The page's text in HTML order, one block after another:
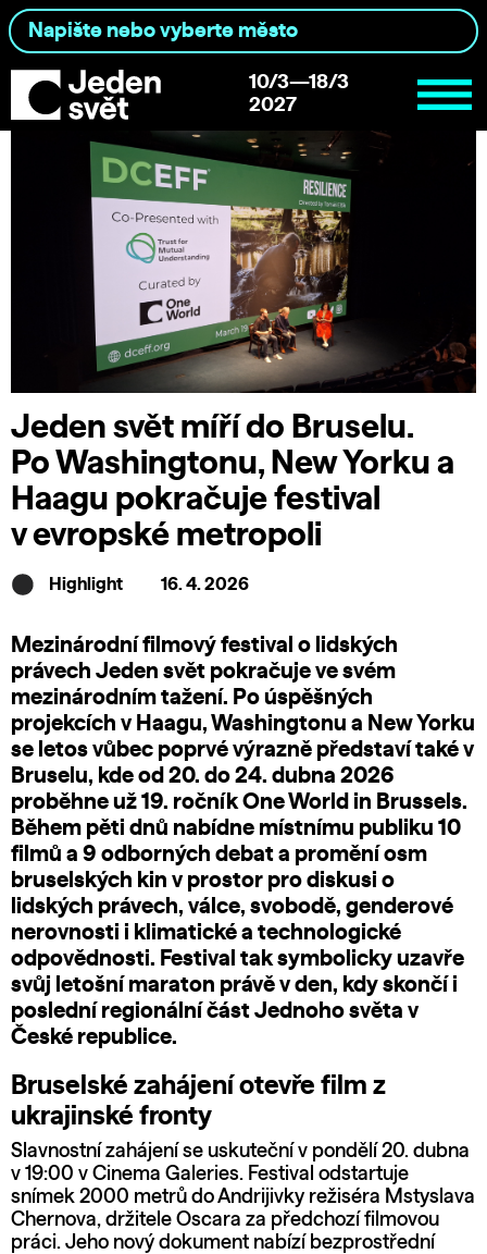
10/3—18/3
2027
Jeden svět míří do Bruselu.
Po Washingtonu, New Yorku a
Haagu pokračuje festival
v evropské metropoli
Highlight 16. 4. 2026
Mezinárodní filmový festival o lidských
právech Jeden svět pokračuje ve svém
mezinárodním tažení. Po úspěšných
projekcích v Haagu, Washingtonu a New Yorku
se letos vůbec poprvé výrazně představí také v
Bruselu, kde od 20. do 24. dubna 2026
proběhne už 19. ročník One World in Brussels.
Během pěti dnů nabídne místnímu publiku 10
filmů a 9 odborných debat a promění osm
bruselských kin v prostor pro diskusi o
lidských právech, válce, svobodě, genderové
nerovnosti i klimatické a technologické
odpovědnosti. Festival tak symbolicky uzavře
svůj letošní maraton právě v den, kdy skončí i
poslední regionální část Jednoho světa v
České republice.
Bruselské zahájení otevře film z
ukrajinské fronty
Slavnostní zahájení se uskuteční v pondělí 20. dubna
v 19:00 v Cinema Galeries. Festival odstartuje
snímek 2000 metrů do Andrijivky režiséra Mstyslava
Chernova, držitele Oscara za předchozí filmovou
práci. Jeho nový dokument nabízí bezprostřední